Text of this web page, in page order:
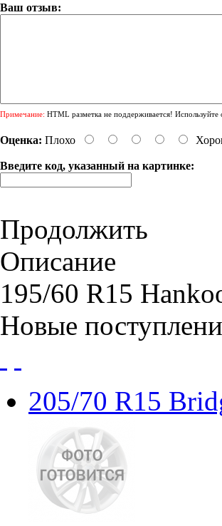
Ваш отзыв:
Примечание: HTML разметка не поддерживается! Используйте
Оценка: Плохо
Введите код, указанный на картинке:
Продолжить
Описание
195/60 R15
Новые
205/70 R15